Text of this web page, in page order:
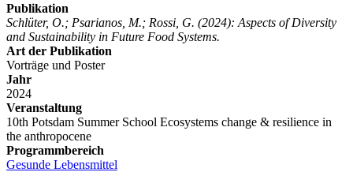
Publikation
Schlüter, O.; Psarianos, M.; Rossi, G. (2024): Aspects of Diversity
and Sustainability in Future Food Systems.
Art der Publikation
Vorträge und Poster
Jahr
2024
Veranstaltung
10th Potsdam Summer School Ecosystems change & resilience in
the anthropocene
Programmbereich
Gesunde Lebensmittel